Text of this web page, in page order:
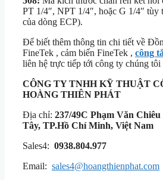
PT 1/4″, NPT 1/4″, hoặc G 1/4″ tùy
của dòng ECP).
Để biết thêm thông tin chi tiết về
FineTek , cảm biến FineTek , công
liên hệ trực tiếp tới công ty chúng tôi
CÔNG TY TNHH KỸ THUẬT
HOÀNG THIÊN PHÁT
Địa chỉ: 237/49C Phạm Văn
Tây, TP.Hồ Chí Minh, Việt Nam
Sales4: 0938.804.977
Email: sales4@hoangthienphat.com